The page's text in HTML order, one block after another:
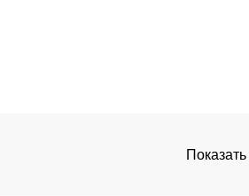
Показать